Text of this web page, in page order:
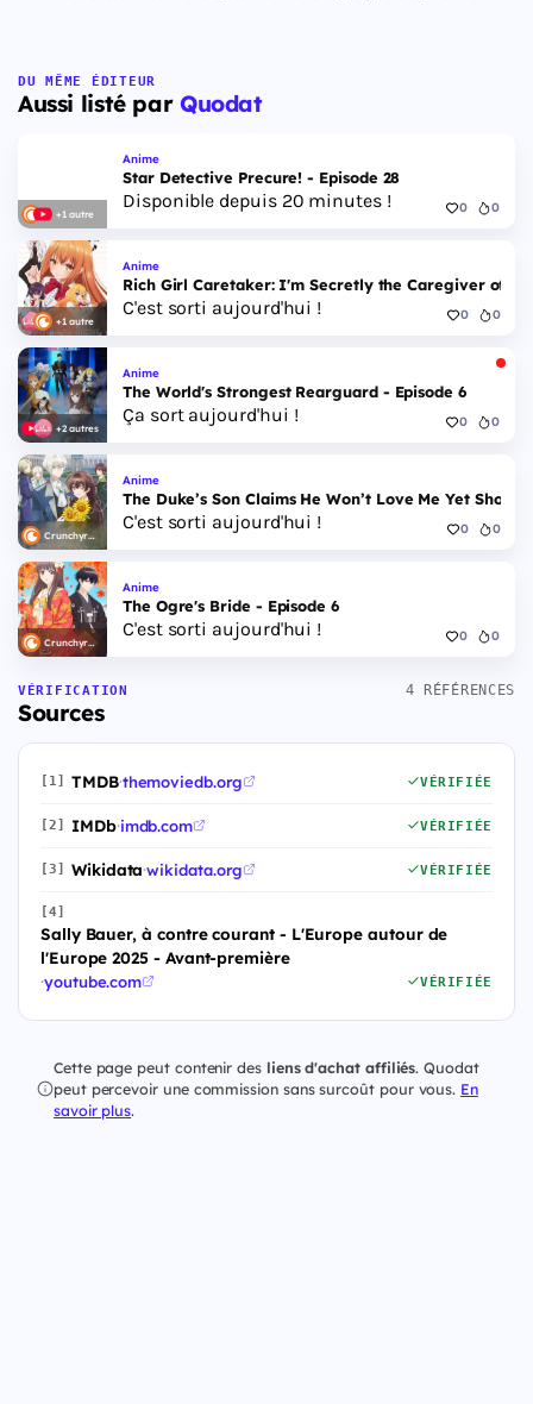
DU MÊME ÉDITEUR
Aussi listé par Quodat
+1 autre
Anime
Star Detective Precure! - Episode 28
Disponible depuis 20 minutes ! 0 0
+1 autre
Anime
Rich Girl Caretaker: I'm Secretly the Caregiver of
C'est sorti aujourd'hui ! 0 0
+2 autres
Anime
The World's Strongest Rearguard - Episode 6
Ça sort aujourd'hui ! 0 0
Crunchyroll
Anime
The Duke’s Son Claims He Won’t Love Me Yet
C'est sorti aujourd'hui ! 0 0
Crunchyroll
Anime
The Ogre's Bride - Episode 6
C'est sorti aujourd'hui ! 0 0
VÉRIFICATION
Sources
4 RÉFÉRENCES
[1] TMDB·themoviedb.org VÉRIFIÉE
[2] IMDb·imdb.com VÉRIFIÉE
[3] Wikidata·wikidata.org VÉRIFIÉE
[4]
Sally Bauer, à contre courant - L'Europe autour de
l'Europe 2025 - Avant-première
·youtube.com VÉRIFIÉE
Cette page peut contenir des liens d'achat affiliés. Quodat
peut percevoir une commission sans surcoût pour vous. En
savoir plus.